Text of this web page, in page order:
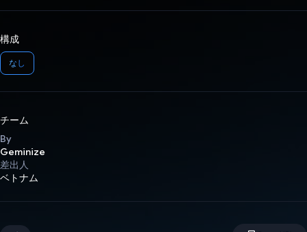
構成
なし
チーム
By
Geminize
差出人
ベトナム